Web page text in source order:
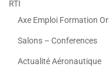
RTI
Axe Emploi Formation
Salons – Conferences
Actualité Aéronautique